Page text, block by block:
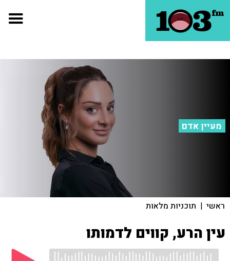
מעיין אדם
ראשי | תוכניות מלאות
עין הרע, קווים לדמותו